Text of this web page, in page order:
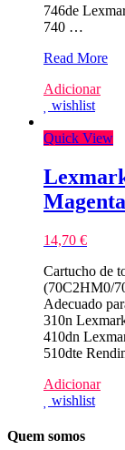
746de
740 …
Lexmark
Amarelo
Toner
Read More
Adicionar
wishlist
Quick View
14,70 €
Cartucho de
(70C2HM0/
Adecuado
310n
410dn
510dte
Adicionar
wishlist
Quem somos